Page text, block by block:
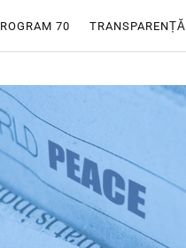
70 TRANSPARENȚĂ